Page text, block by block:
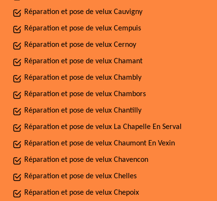
Réparation et pose de velux Cauvigny
Réparation et pose de velux Cempuis
Réparation et pose de velux Cernoy
Réparation et pose de velux Chamant
Réparation et pose de velux Chambly
Réparation et pose de velux Chambors
Réparation et pose de velux Chantilly
Réparation et pose de velux La Chapelle En Serval
Réparation et pose de velux Chaumont En Vexin
Réparation et pose de velux Chavencon
Réparation et pose de velux Chelles
Réparation et pose de velux Chepoix